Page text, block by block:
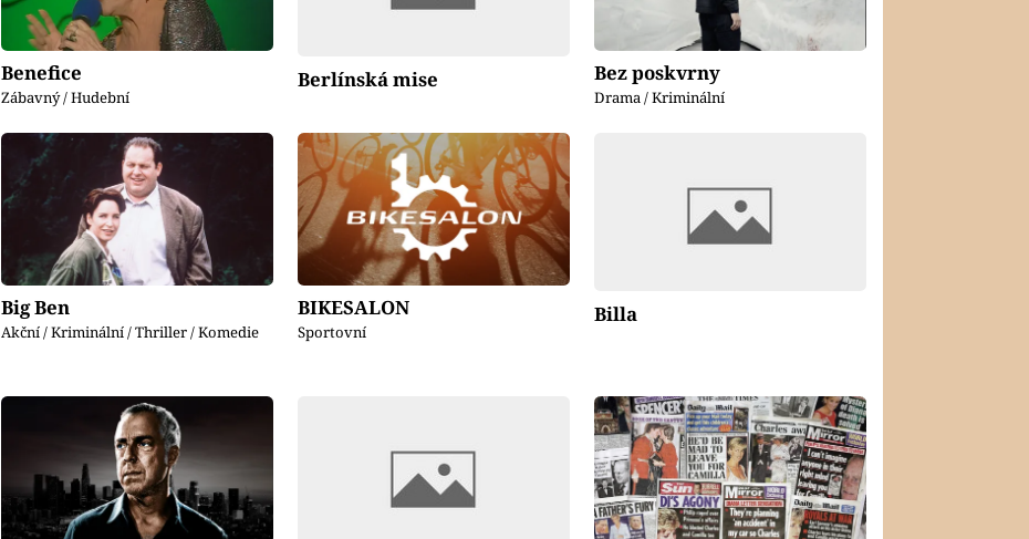
Benefice
Zábavný / Hudební
Berlínská mise Bez poskvrny
Drama / Kriminální
Big Ben
Akční / Kriminální / Thriller / Komedie
BIKESALON
Sportovní
Billa